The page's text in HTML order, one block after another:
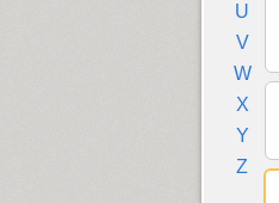
U
V
W
X
Y
Z